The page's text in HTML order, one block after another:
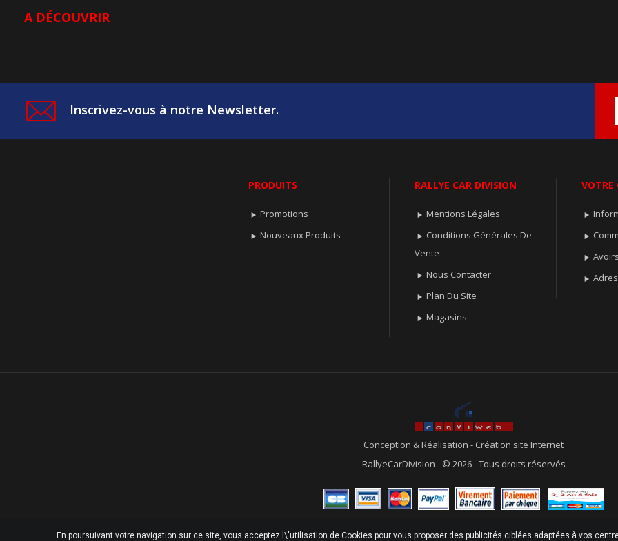
A DÉCOUVRIR
Inscrivez-vous à notre Newsletter.
PRODUITS
 Promotions
 Nouveaux Produits
RALLYE CAR DIVISION
 Mentions Légales
 Conditions Générales De
Vente
 Nous Contacter
 Plan Du Site
 Magasins
VOTRE




Conception & Réalisation - Création site Internet
RallyeCarDivision - © 2026 - Tous droits réservés
En poursuivant votre navigation sur ce site, vous acceptez l\'utilisation de Cookies pour vous proposer des publicités ciblées adaptées à vos